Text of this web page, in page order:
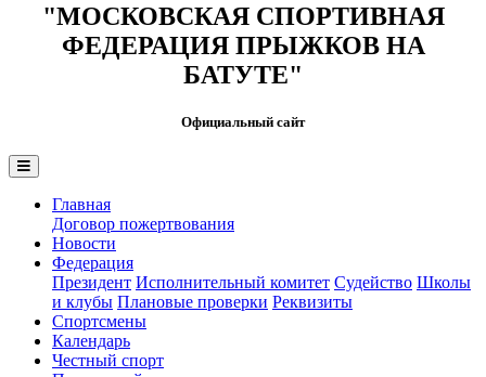
"МОСКОВСКАЯ СПОРТИВНАЯ
ФЕДЕРАЦИЯ ПРЫЖКОВ НА
БАТУТЕ"
Официальный сайт
Главная
Договор пожертвования
Новости
Федерация
Президент Исполнительный комитет Судейство Школы
и клубы Плановые проверки Реквизиты
Спортсмены
Календарь
Честный спорт